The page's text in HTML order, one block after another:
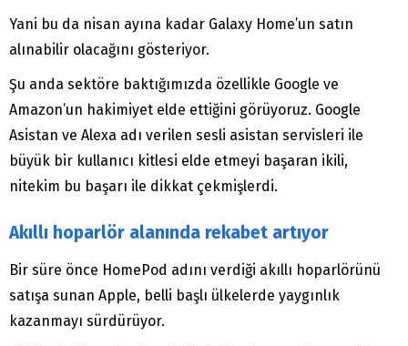
Yani bu da nisan ayına kadar Galaxy Home’un satın
alınabilir olacağını gösteriyor.
Şu anda sektöre baktığımızda özellikle Google ve
Amazon’un hakimiyet elde ettiğini görüyoruz. Google
Asistan ve Alexa adı verilen sesli asistan servisleri ile
büyük bir kullanıcı kitlesi elde etmeyi başaran ikili,
nitekim bu başarı ile dikkat çekmişlerdi.
Akıllı hoparlör alanında rekabet artıyor
Bir süre önce HomePod adını verdiği akıllı hoparlörünü
satışa sunan Apple, belli başlı ülkelerde yaygınlık
kazanmayı sürdürüyor.